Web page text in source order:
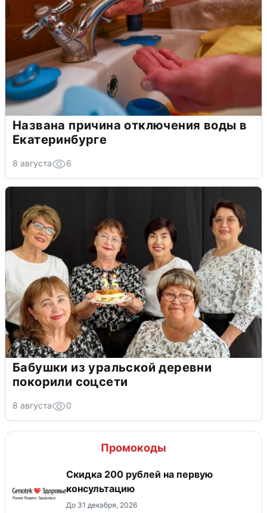
Названа причина отключения воды в
Екатеринбурге
8 августа 6
Бабушки из уральской деревни
покорили соцсети
8 августа 0
Промокоды
Скидка 200 рублей на первую
консультацию
До 31 декабря, 2026